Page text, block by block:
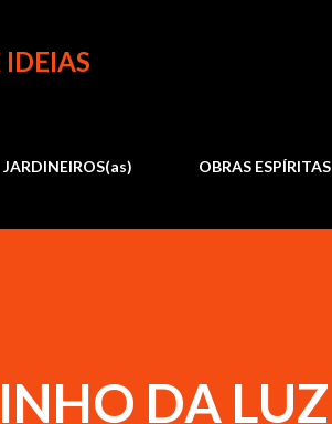
JARDINEIROS(as) OBRAS ESPÍRITAS
DA LUZ